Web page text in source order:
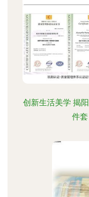
创新生活美学 揭
件